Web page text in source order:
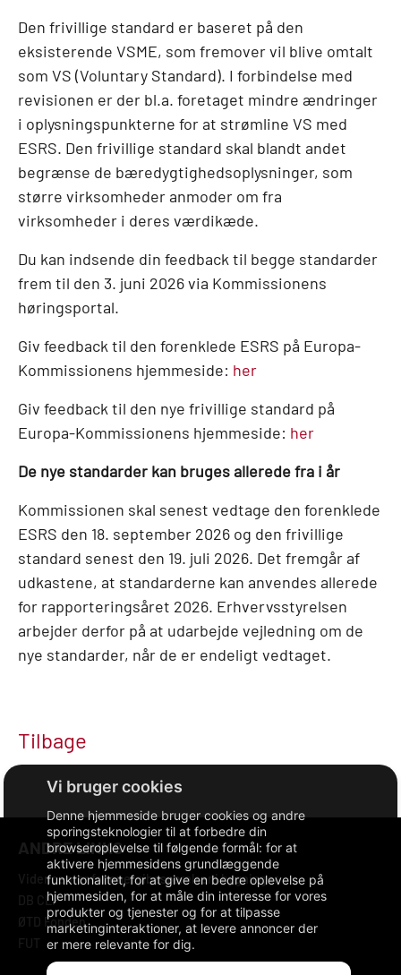
Denne hjemmeside bruger cookies og andre
sporingsteknologier til at forbedre din
browseroplevelse til følgende formål:for at
aktivere hjemmesidens grundlæggende
funktionalitet,for at give en bedre oplevelse på
hjemmesiden,for at måle din interesse for vores
produkter og tjenester og for at tilpasse
marketinginteraktioner,at levere annoncer der
er mere relevante for dig.
Den frivillige standard er baseret på den
eksisterende VSME, som fremover vil blive omtalt
som VS (Voluntary Standard). I forbindelse med
revisionen er der bl.a. foretaget mindre ændringer
i oplysningspunkterne for at strømline VS med
ESRS. Den frivillige standard skal blandt andet
begrænse de bæredygtighedsoplysninger, som
større virksomheder anmoder om fra
virksomheder i deres værdikæde.
Du kan indsende din feedback til begge standarder
frem til den 3. juni 2026 via Kommissionens
høringsportal.
Giv feedback til den forenklede ESRS på Europa-
Kommissionens hjemmeside: her
Giv feedback til den nye frivillige standard på
Europa-Kommissionens hjemmeside: her
De nye standarder kan bruges allerede fra i år
Kommissionen skal senest vedtage den forenklede
ESRS den 18. september 2026 og den frivillige
standard senest den 19. juli 2026. Det fremgår af
udkastene, at standarderne kan anvendes allerede
for rapporteringsåret 2026. Erhvervsstyrelsen
arbejder derfor på at udarbejde vejledning om de
nye standarder, når de er endeligt vedtaget.
Tilbage
ANDRE LINKS
Videncenter for energibesparelser i bygninger
DB CLP
ØTD Fonden
FUT